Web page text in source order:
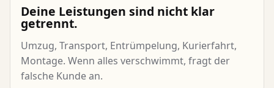
Deine Leistungen sind nicht klar
getrennt.
Umzug, Transport, Entrümpelung, Kurierfahrt,
Montage. Wenn alles verschwimmt, fragt der
falsche Kunde an.